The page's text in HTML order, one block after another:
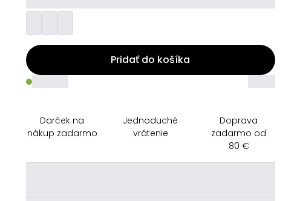
Pridať do košíka
_____
Darček na
nákup zadarmo
Jednoduché
vrátenie
Doprava
zadarmo od
80 €